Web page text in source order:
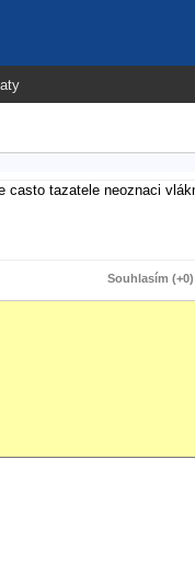
casto tazatele neoznaci
Souhlasím (+0)